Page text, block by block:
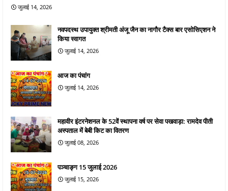
जुलाई 14, 2026
नवपदस्थ उपायुक्त श्रीमती अंजू जैन का नागौर टैक्स बार एसोसिएशन ने
किया स्वागत
जुलाई 14, 2026
आज का पंचांग
जुलाई 14, 2026
महावीर इंटरनेशनल के 52वें स्थापना वर्ष पर सेवा पखवाड़ा: रामदेव पीती
अस्पताल में बेबी किट का वितरण
जुलाई 08, 2026
पञ्चाङ्ग 15 जुलाई 2026
जुलाई 15, 2026